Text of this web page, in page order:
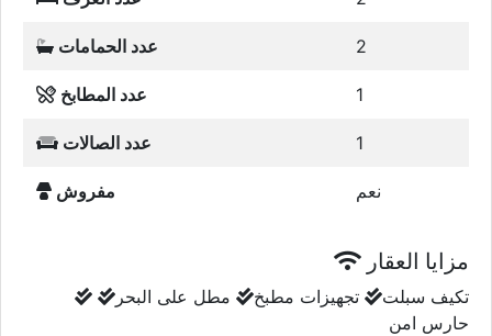
عدد الحمامات 2
عدد المطابخ 1
عدد الصالات 1
مفروش نعم
مزايا العقار
تكيف سبلت تجهيزات مطبخ
مطل على البحر
حارس امن